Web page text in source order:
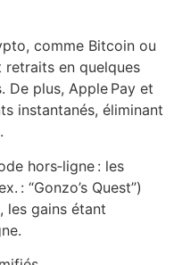
comme Bitcoin ou
retraits en quelques
De plus, Apple Pay et
instantanés, éliminant
hors‑ligne : les
: “Gonzo’s Quest”)
les gains étant